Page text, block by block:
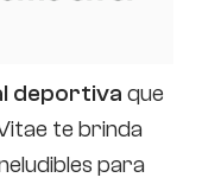
deportiva que
te brinda
para